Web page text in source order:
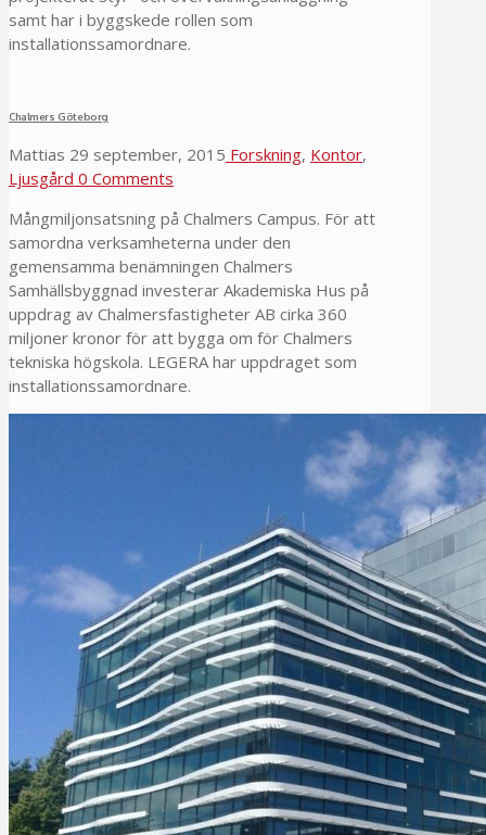
samt har i byggskede rollen som
installationssamordnare.
Chalmers Göteborg
Mattias 29 september, 2015 Forskning, Kontor,
Ljusgård 0 Comments
Mångmiljonsatsning på Chalmers Campus. För att
samordna verksamheterna under den
gemensamma benämningen Chalmers
Samhällsbyggnad investerar Akademiska Hus på
uppdrag av Chalmersfastigheter AB cirka 360
miljoner kronor för att bygga om för Chalmers
tekniska högskola. LEGERA har uppdraget som
installationssamordnare.